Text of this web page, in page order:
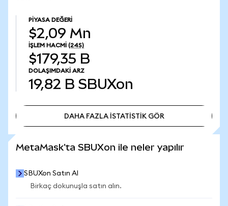
PIYASA DEĞERI
$2,09 Mn
İŞLEM HACMI (24S)
$179,35 B
DOLAŞIMDAKI ARZ
19,82 B SBUXon
DAHA FAZLA İSTATİSTİK GÖR
MetaMask'ta SBUXon ile neler yapılır
SBUXon Satın Al
Birkaç dokunuşla satın alın.